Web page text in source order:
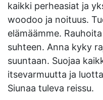
kaikki perheasiat ja
woodoo ja noituus.
elämäämme.
suhteen. Anna kyky
suuntaan. Suojaa
itsevarmuutta ja
Siunaa tuleva reissu.